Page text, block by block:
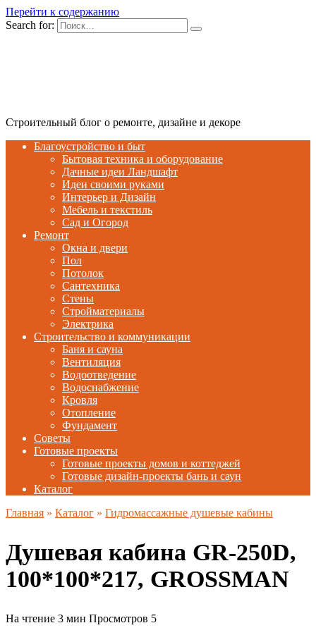
Перейти к содержанию
Search for:
Строительный блог о ремонте, дизайне и декоре
Благоустройство и быт
Бытовая техника и оборудование
Дачные идеи Ландшафт
Идеи своими руками
Интерьер и Дизайн
Мебель и текстиль
Сад и Огород
Ремонт
Окна и двери
Пол
Потолок
Сантехника
Стены
Стройматериалы
Электрика
Строительство и коммуникации
Баня и сауна
Вентиляция
Водоотведение
Водоснабжение
Кровля
Отопление
Фундамент
Советы
Готовые проекты
Готовые проекты домов и коттеджей
Готовые дизайн-проекты бань и саун
Каталог
Главная » Каталог » Гидромассажные душевые кабины
Душевая кабина GR-250D,
100*100*217, GROSSMAN
На чтение 3 мин Просмотров 5